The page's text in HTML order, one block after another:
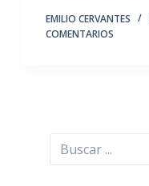
EMILIO CERVANTES
COMENTARIOS
Buscar